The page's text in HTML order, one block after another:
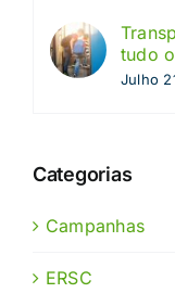
tudo
Julho
Categorias
Campanhas
ERSC